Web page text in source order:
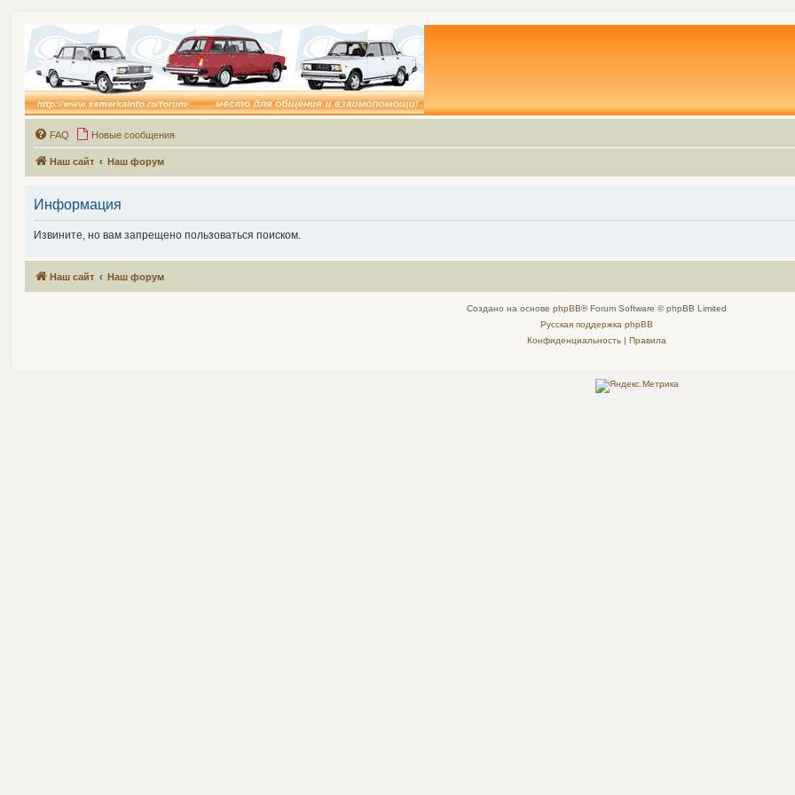
FAQ Новые сообщения
Наш сайт Наш форум
Информация
Извините, но вам запрещено пользоваться поиском.
Наш сайт Наш форум
Создано на основе phpBB® Forum Software © phpBB Limited
Русская поддержка phpBB
Конфиденциальность| Правила